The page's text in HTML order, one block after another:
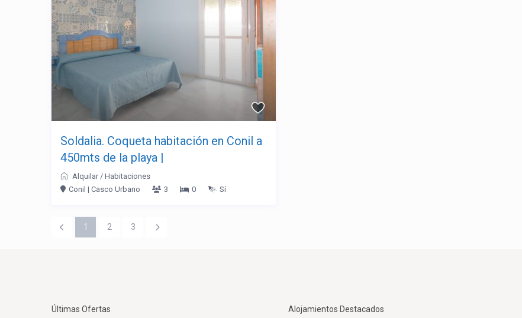
Soldalia. Coqueta habitación en Conil a
450mts de la playa |
Alquilar/ Habitaciones
Conil | Casco Urbano
3 0 Sí
1 2 3
Últimas Ofertas Alojamientos Destacados